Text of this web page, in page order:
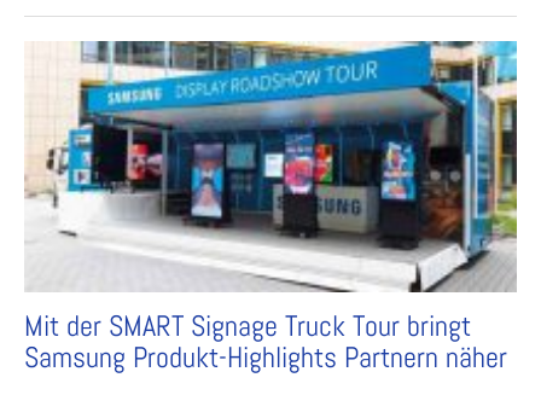
Mit der SMART Signage Truck Tour bringt
Samsung Produkt-Highlights Partnern näher